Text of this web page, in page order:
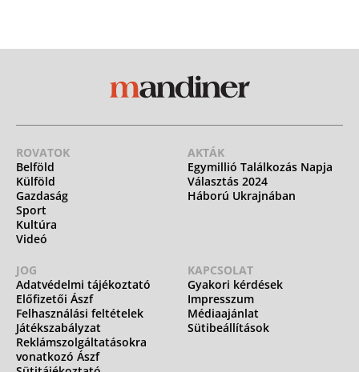
ROVATOK
Belföld
Külföld
Gazdaság
Sport
Kultúra
Videó
AKTÁK
Egymillió Találkozás Napja
Választás 2024
Háború Ukrajnában
JOG
Adatvédelmi tájékoztató
Előfizetői Ászf
Felhasználási feltételek
Játékszabályzat
Reklámszolgáltatásokra
vonatkozó Ászf
KAPCSOLAT
Gyakori kérdések
Impresszum
Médiaajánlat
Sütibeállítások